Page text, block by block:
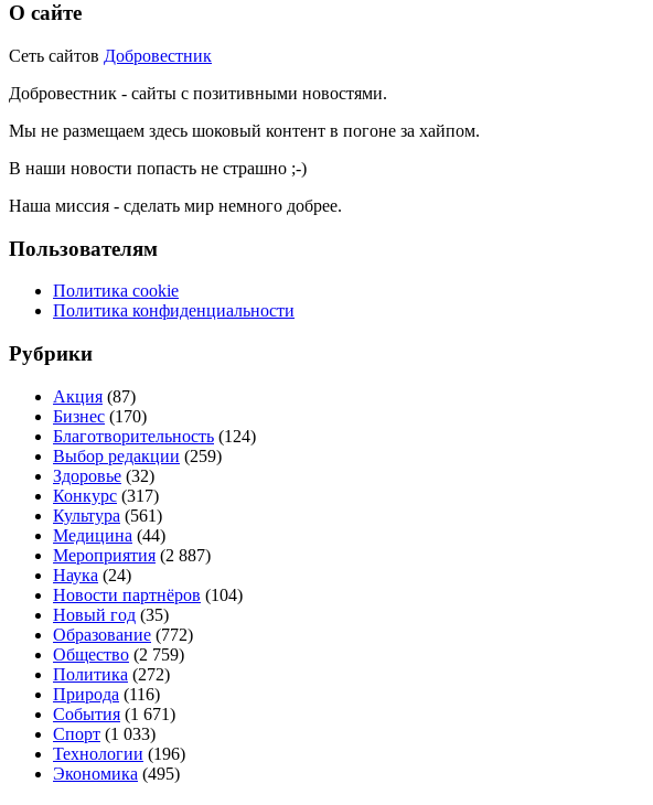
О сайте
Сеть сайтов Добровестник
Добровестник - сайты с позитивными новостями.
Мы не размещаем здесь шоковый контент в погоне за хайпом.
В наши новости попасть не страшно ;-)
Наша миссия - сделать мир немного добрее.
Пользователям
Политика cookie
Политика конфиденциальности
Рубрики
Акция (87)
Бизнес (170)
Благотворительность (124)
Выбор редакции (259)
Здоровье (32)
Конкурс (317)
Культура (561)
Медицина (44)
Мероприятия (2 887)
Наука (24)
Новости партнёров (104)
Новый год (35)
Образование (772)
Общество (2 759)
Политика (272)
Природа (116)
События (1 671)
Спорт (1 033)
Технологии (196)
Экономика (495)